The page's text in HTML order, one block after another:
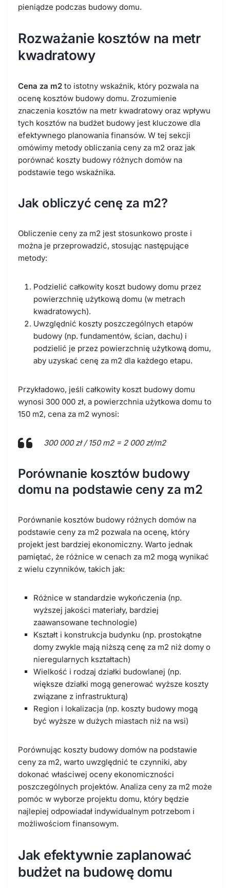
pieniądze podczas budowy domu.
Rozważanie kosztów na metr
kwadratowy
Cena za m2 to istotny wskaźnik, który pozwala na
ocenę kosztów budowy domu. Zrozumienie
znaczenia kosztów na metr kwadratowy oraz wpływu
tych kosztów na budżet budowy jest kluczowe dla
efektywnego planowania finansów. W tej sekcji
omówimy metody obliczania ceny za m2 oraz jak
porównać koszty budowy różnych domów na
podstawie tego wskaźnika.
Jak obliczyć cenę za m2?
Obliczenie ceny za m2 jest stosunkowo proste i
można je przeprowadzić, stosując następujące
metody:
Podzielić całkowity koszt budowy domu przez
powierzchnię użytkową domu (w metrach
kwadratowych).
Uwzględnić koszty poszczególnych etapów
budowy (np. fundamentów, ścian, dachu) i
podzielić je przez powierzchnię użytkową domu,
aby uzyskać cenę za m2 dla każdego etapu.
Przykładowo, jeśli całkowity koszt budowy domu
wynosi 300 000 zł, a powierzchnia użytkowa domu to
150 m2, cena za m2 wynosi:
300 000 zł / 150 m2 = 2 000 zł/m2
Porównanie kosztów budowy
domu na podstawie ceny za m2
Porównanie kosztów budowy różnych domów na
podstawie ceny za m2 pozwala na ocenę, który
projekt jest bardziej ekonomiczny. Warto jednak
pamiętać, że różnice w cenach za m2 mogą wynikać
z wielu czynników, takich jak:
Różnice w standardzie wykończenia (np.
wyższej jakości materiały, bardziej
zaawansowane technologie)
Kształt i konstrukcja budynku (np. prostokątne
domy zwykle mają niższą cenę za m2 niż domy o
nieregularnych kształtach)
Wielkość i rodzaj działki budowlanej (np.
większe działki mogą generować wyższe koszty
związane z infrastrukturą)
Region i lokalizacja (np. koszty budowy mogą
być wyższe w dużych miastach niż na wsi)
Porównując koszty budowy domów na podstawie
ceny za m2, warto uwzględnić te czynniki, aby
dokonać właściwej oceny ekonomiczności
poszczególnych projektów. Analiza ceny za m2 może
pomóc w wyborze projektu domu, który będzie
najlepiej odpowiadał indywidualnym potrzebom i
możliwościom finansowym.
Jak efektywnie zaplanować
budżet na budowę domu